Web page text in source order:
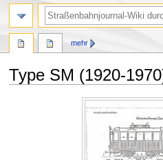
Type SM (1920-
mehr
Suche